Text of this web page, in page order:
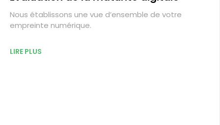
Nous établissons une vue d’ensemble de votre
empreinte numérique.
LIRE PLUS